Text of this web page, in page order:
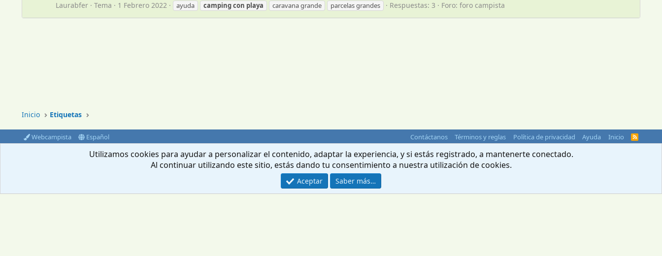
Laurabfer Tema 1 Febrero 2022 ayuda campingcon playa caravana grande parcelas grandes Respuestas: 3 Foro: foro campista
Inicio Etiquetas
Webcampista Español Contáctanos Términos y reglas Política de privacidad Ayuda Inicio
R
S
Community platform by XenForo © 2010-2024 XenForo Ltd.
Utilizamos cookies para ayudar a personalizar el contenido, adaptar la experiencia, y si estás registrado, a mantenerte conectado.
Al continuar utilizando este sitio, estás dando tu consentimiento a nuestra utilización de cookies.
Aceptar Saber más…